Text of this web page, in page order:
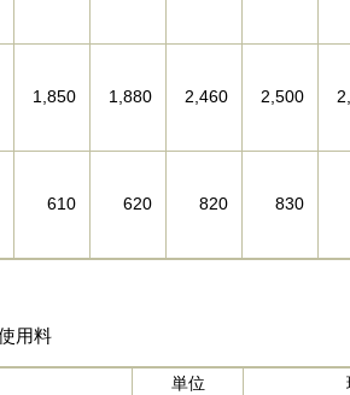
1,850 1,880 2,460 2,500
610 620 820 830
用料
単位